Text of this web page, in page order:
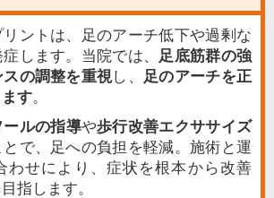
ントは、足のアーチ低下や過剰な
します。当院では、 足底筋群の強
の調整を重視し、 足のアーチを正
す。
ールの指導や歩行改善エクササイズ
で、足への負担を軽減。施術と運
わせにより、症状を根本から改善
指します。